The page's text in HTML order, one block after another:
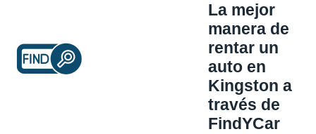
La mejor
manera de
rentar un
auto en
Kingston a
través de
FindYCar